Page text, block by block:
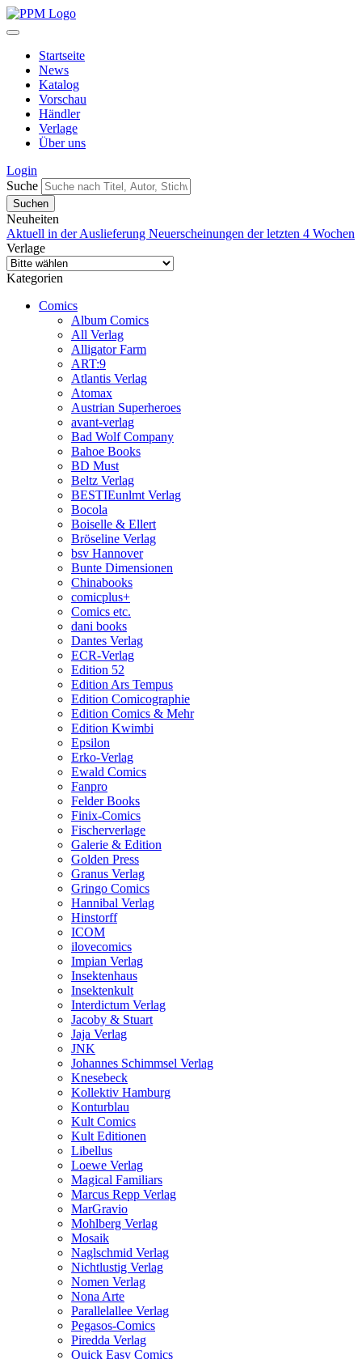
Startseite
News
Katalog
Vorschau
Händler
Verlage
Über uns
Login
Suche
Neuheiten
Aktuell in der Auslieferung Neuerscheinungen der letzten 4 Wochen
Verlage
Kategorien
Comics
Album Comics
All Verlag
Alligator Farm
ART:9
Atlantis Verlag
Atomax
Austrian Superheroes
avant-verlag
Bad Wolf Company
Bahoe Books
BD Must
Beltz Verlag
BESTIEunlmt Verlag
Bocola
Boiselle & Ellert
Bröseline Verlag
bsv Hannover
Bunte Dimensionen
Chinabooks
comicplus+
Comics etc.
dani books
Dantes Verlag
ECR-Verlag
Edition 52
Edition Ars Tempus
Edition Comicographie
Edition Comics & Mehr
Edition Kwimbi
Epsilon
Erko-Verlag
Ewald Comics
Fanpro
Felder Books
Finix-Comics
Fischerverlage
Galerie & Edition
Golden Press
Granus Verlag
Gringo Comics
Hannibal Verlag
Hinstorff
ICOM
ilovecomics
Impian Verlag
Insektenhaus
Insektenkult
Interdictum Verlag
Jacoby & Stuart
Jaja Verlag
JNK
Johannes Schimmsel Verlag
Knesebeck
Kollektiv Hamburg
Konturblau
Kult Comics
Kult Editionen
Libellus
Loewe Verlag
Magical Familiars
Marcus Repp Verlag
MarGravio
Mohlberg Verlag
Mosaik
Naglschmid Verlag
Nichtlustig Verlag
Nomen Verlag
Nona Arte
Parallelallee Verlag
Pegasos-Comics
Piredda Verlag
Quick Easy Comics